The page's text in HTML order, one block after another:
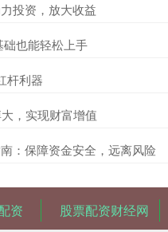
投资，放大收益
也能轻松上手
杆利器
，实现财富增值
：保障资金安全，远离风险
资 股票配资财经网